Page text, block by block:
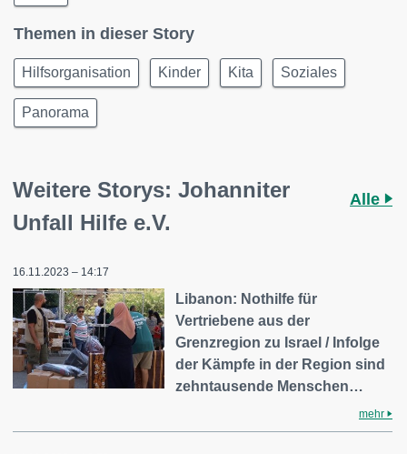
Themen in dieser Story
Hilfsorganisation Kinder Kita Soziales
Panorama
Weitere Storys: Johanniter
Unfall Hilfe e.V.
Alle
16.11.2023 – 14:17
Libanon: Nothilfe für
Vertriebene aus der
Grenzregion zu Israel / Infolge
der Kämpfe in der Region sind
zehntausende Menschen…
mehr